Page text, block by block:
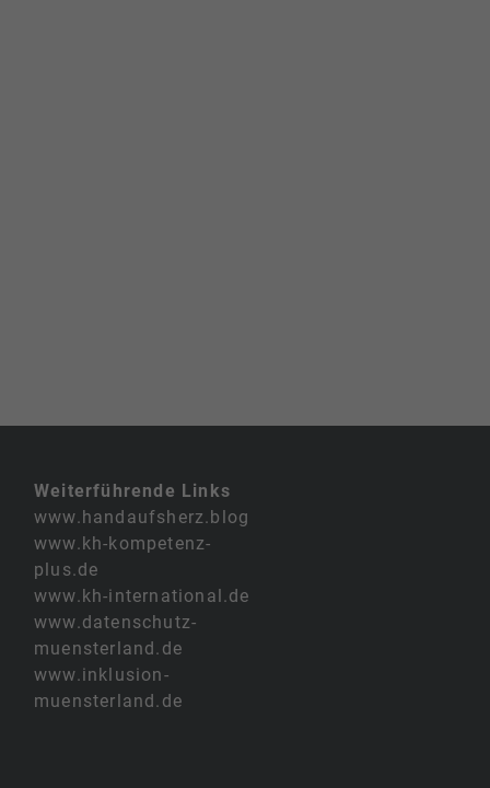
Weiterführende Links
www.handaufsherz.blog
www.kh-kompetenz-
plus.de
www.kh-international.de
www.datenschutz-
muensterland.de
www.inklusion-
muensterland.de